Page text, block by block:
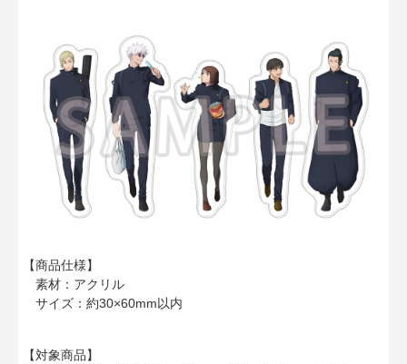
【商品仕様】
素材：アクリル
サイズ：約30×60mm以内
【対象商品】